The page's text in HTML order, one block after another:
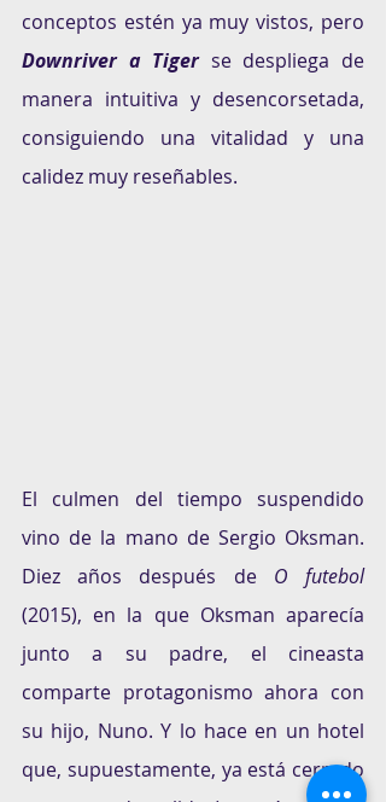
Downriver a Tiger se despliega de
manera intuitiva y desencorsetada,
consiguiendo una vitalidad y una
calidez muy reseñables.
El culmen del tiempo suspendido
vino de la mano de Sergio Oksman.
Diez años después de O futebol
(2015), en la que Oksman aparecía
junto a su padre, el cineasta
comparte protagonismo ahora con
su hijo, Nuno. Y lo hace en un hotel
que, supuestamente, ya está cerrado